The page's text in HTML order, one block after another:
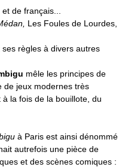
de français...
Les Foules de Lourdes,
règles à divers autres
mêle les principes de
de jeux modernes très
la fois de la bouillote, du
à Paris est ainsi dénommé
autrefois une pièce de
et des scènes comiques :